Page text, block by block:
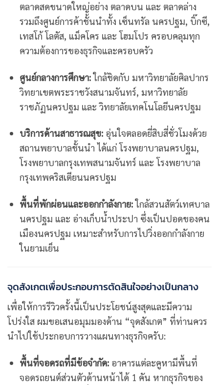
ตลาดสดขนาดใหญ่อย่าง ตลาดบน และ ตลาดล่าง
รวมถึงศูนย์การค้าชั้นนำทั้ง เซ็นทรัล นครปฐม, บิ๊กซี,
เทสโก้ โลตัส, แม็คโคร และ โฮมโปร ครอบคลุมทุก
ความต้องการของธุรกิจและครอบครัว
ศูนย์กลางการศึกษา:ใกล้ชิดกับ มหาวิทยาลัยศิลปากร
วิทยาเขตพระราชวังสนามจันทร์, มหาวิทยาลัย
ราชภัฏนครปฐม และ วิทยาลัยเทคโนโลยีนครปฐม
บริการด้านสาธารณสุข:อุ่นใจตลอดยี่สิบสี่ชั่วโมงด้วย
สถานพยาบาลชั้นนำ ได้แก่ โรงพยาบาลนครปฐม,
โรงพยาบาลกรุงเทพสนามจันทร์ และ โรงพยาบาล
กรุงเทพคริสเตียนนครปฐม
พื้นที่พักผ่อนและออกกำลังกาย:ใกล้สวนสัตว์เทศบาล
นครปฐม และ อ่างเก็บน้ำประปา ซึ่งเป็นปอดของคน
เมืองนครปฐม เหมาะสำหรับการไปวิ่งออกกำลังกาย
ในยามเย็น
จุดสังเกตเพื่อประกอบการตัดสินใจอย่างเป็นกลาง
เพื่อให้การรีวิวครั้งนี้เป็นประโยชน์สูงสุดและมีความ
โปร่งใส ผมขอเสนอมุมมองด้าน “จุดสังเกต” ที่ท่านควร
นำไปใช้ประกอบการวางแผนทางธุรกิจครับ:
พื้นที่จอดรถที่มีข้อจำกัด:อาคารแต่ละคูหามีพื้นที่
จอดรถยนต์ส่วนตัวด้านหน้าได้ 1 คัน หากธุรกิจของ